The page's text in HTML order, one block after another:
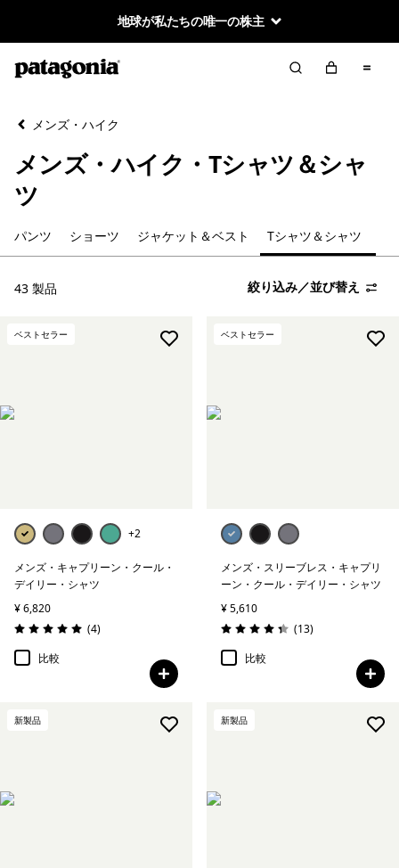
地球が私たちの唯一の株主
絞り込み／並び替え
絞り込み
カテゴリー
パンツ
絞り込み
素材
絞り込み
フィット
メンズ・ハイク
メンズ・ハイク・Tシャツ＆シャ
ツ
パンツ ショーツ ジャケット＆ベスト Tシャツ＆シャツ
43 製品 絞り込み／並び替え
ベストセラー
+2
メンズ・キャプリーン・クール・
デイリー・シャツ
¥ 6,820
評価: 5.0 / 5
(4レビュー
)
比較
ベストセラー
メンズ・スリーブレス・キャプリ
ーン・クール・デイリー・シャツ
¥ 5,610
評価: 4.4 / 5
(13レビュー
)
比較
新製品 新製品